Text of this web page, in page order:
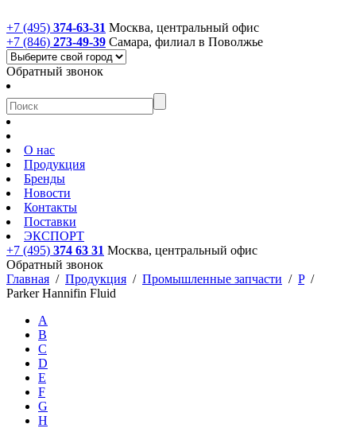
+7 (495) 374-63-31 Москва, центральный офис
+7 (846) 273-49-39 Самара, филиал в Поволжье
Обратный звонок
О нас
Продукция
Бренды
Новости
Контакты
Поставки
ЭКСПОРТ
+7 (495) 374 63 31 Москва, центральный офис
Обратный звонок
Главная / Продукция / Промышленные запчасти / P/
Parker Hannifin Fluid
A
B
C
D
E
F
G
H